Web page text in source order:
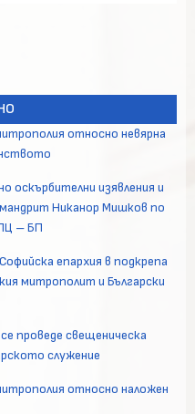
относно невярна
оскърбителни изявления и
Никанор Мишков по
– БП
епархия в подкрепа
митрополит и Български
проведе свещеническа
служение
относно наложен